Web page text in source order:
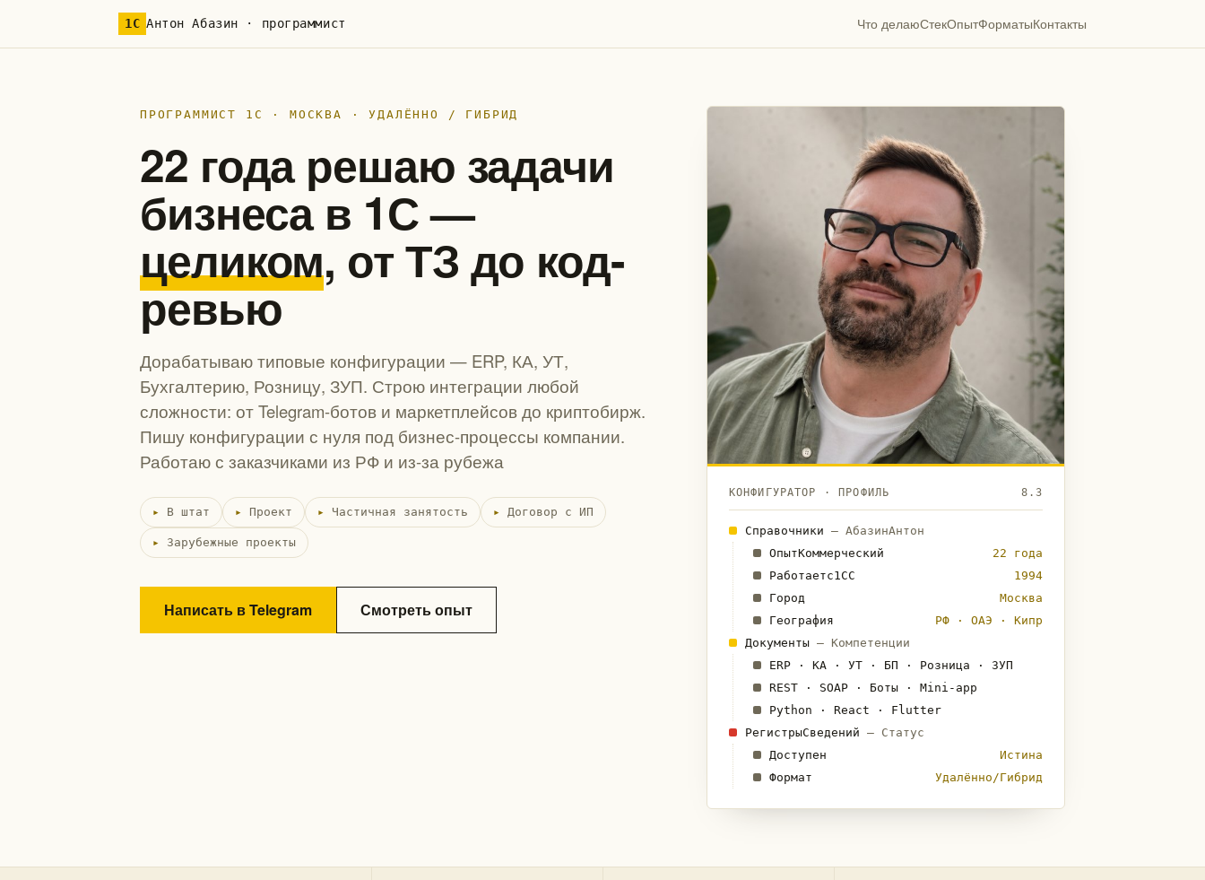
1С Антон Абазин · программист Что делаюСтекОпытФорматыКонтакты
ПРОГРАММИСТ 1С · МОСКВА · УДАЛЁННО / ГИБРИД
22 года решаю задачи
бизнеса в 1С —
целиком, от ТЗ до код-
ревью
Дорабатываю типовые конфигурации — ERP, КА, УТ,
Бухгалтерию, Розницу, ЗУП. Строю интеграции любой
сложности: от Telegram-ботов и маркетплейсов до криптобирж.
Пишу конфигурации с нуля под бизнес-процессы компании.
Работаю с заказчиками из РФ и из-за рубежа
В штат Проект Частичная занятость Договор с ИП
Зарубежные проекты
Написать в Telegram Смотреть опыт
КОНФИГУРАТОР · ПРОФИЛЬ 8.3
Справочники — АбазинАнтон
ОпытКоммерческий
22 года
Работаетс1СС
1994
Город
Москва
География
РФ · ОАЭ · Кипр
Документы — Компетенции
ERP · КА · УТ · БП · Розница · ЗУП
REST · SOAP · Боты · Mini-app
Python · React · Flutter
РегистрыСведений — Статус
Доступен
Истина
Формат
Удалённо/Гибрид